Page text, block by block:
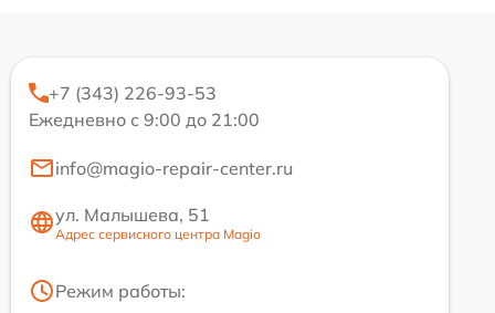
+7 (343) 226-93-53
Ежедневно с 9:00 до 21:00
info@magio-repair-center.ru
ул. Малышева, 51
Адрес сервисного центра Magio
Режим работы: